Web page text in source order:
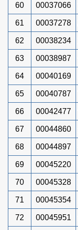
60 00037066
61 00037278
62 00038234
63 00038987
64 00040169
65 00040787
66 00042477
67 00044860
68 00044897
69 00045220
70 00045328
71 00045354
72 00045951